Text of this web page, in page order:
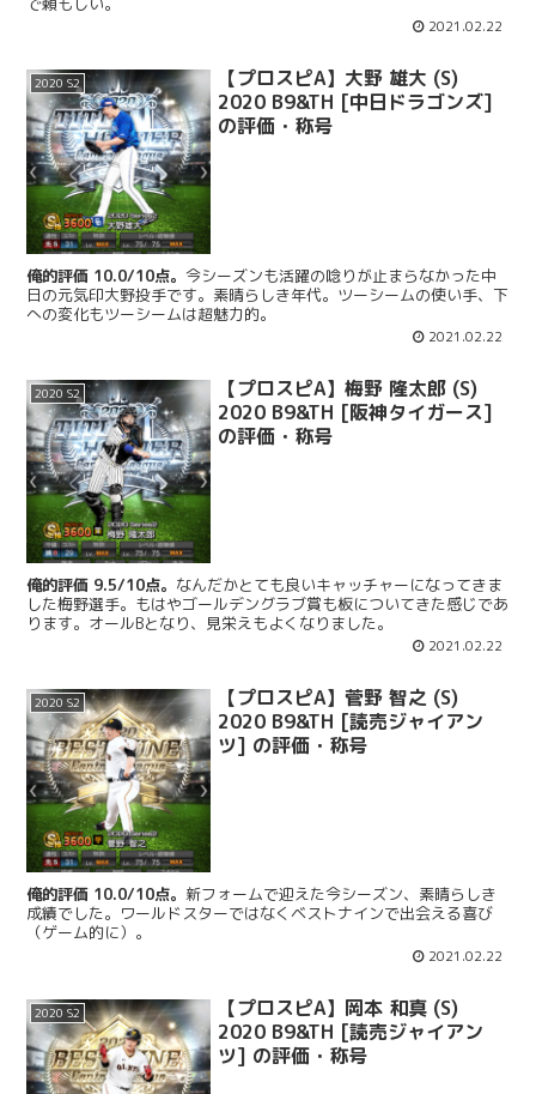
2021.02.22
2020 S2
【プロスピA】大野 雄大 (S)
2020 B9&TH [中日ドラゴンズ]
の評価・称号
俺的評価 10.0/10点。 今シーズンも活躍の唸りが止まらなかった中
日の元気印大野投手です。素晴らしき年代。ツーシームの使い手、下
への変化もツーシームは超魅力的。
2021.02.22
2020 S2
【プロスピA】梅野 隆太郎 (S)
2020 B9&TH [阪神タイガース]
の評価・称号
俺的評価 9.5/10点。 なんだかとても良いキャッチャーになってきま
した梅野選手。もはやゴールデングラブ賞も板についてきた感じであ
ります。オールBとなり、見栄えもよくなりました。
2021.02.22
2020 S2
【プロスピA】菅野 智之 (S)
2020 B9&TH [読売ジャイアン
ツ] の評価・称号
俺的評価 10.0/10点。新フォームで迎えた今シーズン、素晴らしき
成績でした。ワールドスターではなくベストナインで出会える喜び
（ゲーム的に）。
2021.02.22
2020 S2
【プロスピA】岡本 和真 (S)
2020 B9&TH [読売ジャイアン
ツ] の評価・称号